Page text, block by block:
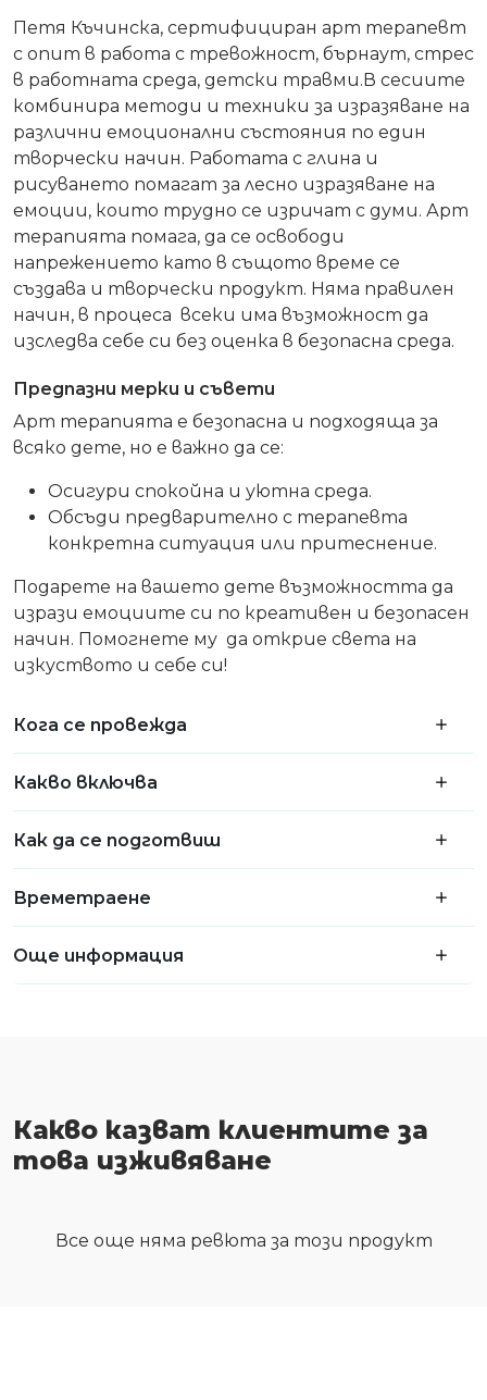
Петя Къчинска, сертифициран арт терапевт
с опит в работа с тревожност, бърнаут, стрес
в работната среда, детски травми.В сесиите
комбинира методи и техники за изразяване на
различни емоционални състояния по един
творчески начин. Работата с глина и
рисуването помагат за лесно изразяване на
емоции, които трудно се изричат с думи. Арт
терапията помага, да се освободи
напрежението като в същото време се
създава и творчески продукт. Няма правилен
начин, в процеса всеки има възможност да
изследва себе си без оценка в безопасна среда.
Предпазни мерки и съвети
Арт терапията е безопасна и подходяща за
всяко дете, но е важно да се:
Осигури спокойна и уютна среда.
Обсъди предварително с терапевта
конкретна ситуация или притеснение.
Подарете на вашето дете възможността да
изрази емоциите си по креативен и безопасен
начин. Помогнете му да открие света на
изкуството и себе си!
Кога се провежда
Какво включва
Как да се подготвиш
Времетраене
Още информация
Какво казват клиентите за
това изживяване
Все още няма ревюта за този продукт